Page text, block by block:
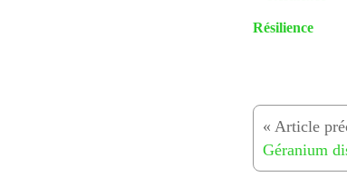
Résilience
Géranium